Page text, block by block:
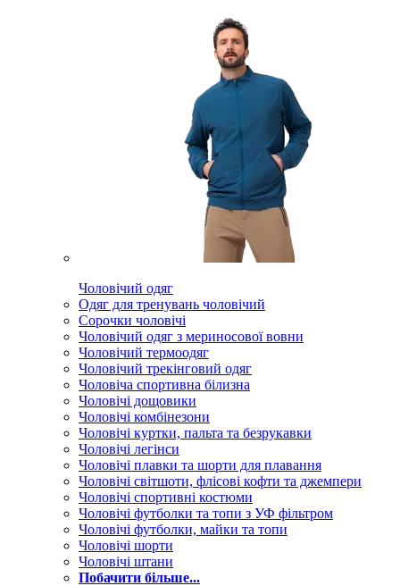
Чоловічий одяг
Одяг для тренувань чоловічий
Сорочки чоловічі
Чоловічий одяг з мериносової вовни
Чоловічий термоодяг
Чоловічий трекінговий одяг
Чоловіча спортивна білизна
Чоловічі дощовики
Чоловічі комбінезони
Чоловічі куртки, пальта та безрукавки
Чоловічі легінси
Чоловічі плавки та шорти для плавання
Чоловічі світшоти, флісові кофти та джемпери
Чоловічі спортивні костюми
Чоловічі футболки та топи з УФ фільтром
Чоловічі футболки, майки та топи
Чоловічі шорти
Чоловічі штани
Побачити більше...